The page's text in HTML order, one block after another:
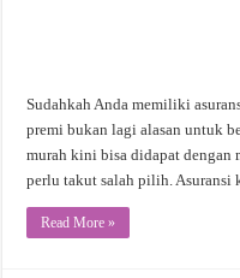
Sudahkah Anda memiliki
premi bukan lagi alasan untuk
murah kini bisa didapat dengan
perlu takut salah pilih. Asuransi
Read More »